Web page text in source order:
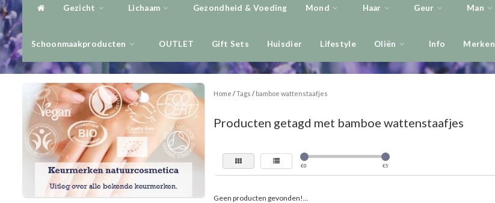
Gezicht Lichaam Gezondheid & Voeding Mond Haar Geur Man
Schoonmaakproducten OUTLET Gift Sets Huisdier Lifestyle Oliën Info Merken
Home /Tags / bamboe wattenstaafjes
Producten getagd met bamboe wattenstaafjes
€0 €5
Geen producten gevonden!...